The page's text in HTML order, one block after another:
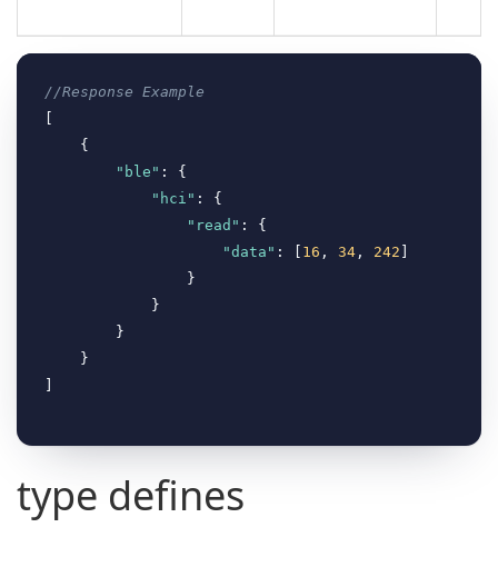
//Response Example
[
"ble" : {
"hci" : {
"read" : {
"data" : [ 16 , 34 , 242 ]
type defines